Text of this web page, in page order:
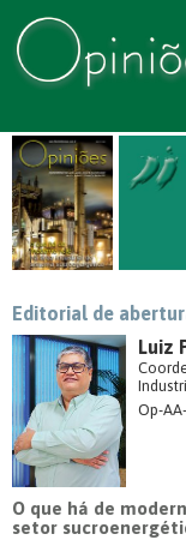
Editorial de
Luiz
Op-
O que há de
setor